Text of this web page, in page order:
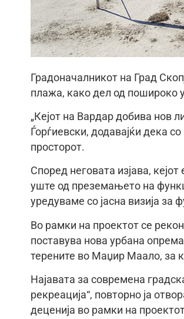
Градоначалникот на Град
плажа, како дел од пошироко
„Кејот на Вардар добива нов
Ѓорѓиевски, додавајќи дека
просторот.
Според неговата изјава,
уште од преземањето на
уредуваме со јасна визија за
Во рамки на проектот се
поставува нова урбана
терените во Маџир Маало, за
Најавата за современа
рекреација“, повторно ја
деценија во рамки на